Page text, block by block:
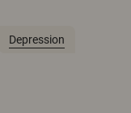
Depression